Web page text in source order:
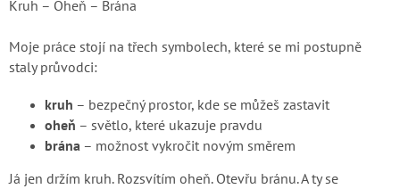
Kruh – Oheň – Brána
Moje práce stojí na třech symbolech, které se mi postupně
staly průvodci:
kruh – bezpečný prostor, kde se můžeš zastavit
oheň – světlo, které ukazuje pravdu
brána – možnost vykročit novým směrem
Já jen držím kruh. Rozsvítím oheň. Otevřu bránu. A ty se